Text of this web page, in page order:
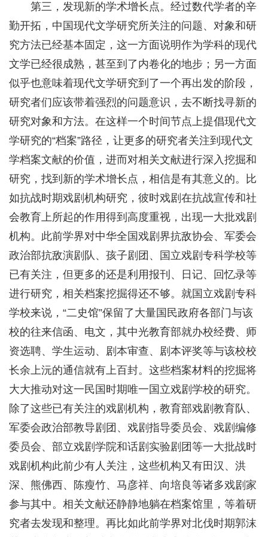
第三，发现新的学术增长点。经过数代学者的辛
勤开拓，中国现代文学研究所关注的问题、对象和研
究方法已经基本固定，这一方面说明作为学科的现代
文学已经很成熟，甚至到了内卷化的地步；另一方面
似乎也意味着现代文学研究到了一个再出发的阶段，
研究者们应该带着强烈的问题意识，去不断找寻新的
研究对象和方法。在这样一个时间节点上提倡现代文
学研究的“档案”路径，让更多的研究者关注到现代文
学档案文献的价值，进而对相关文献进行深入挖掘和
研究，找到新的学术增长点，相信是有其意义的。比
如抗战时期戏剧机构研究，彼时戏剧在抗战宣传和社
会教育上所起的作用得到高度重视，出现一大批戏剧
机构。此前学界对中华全国戏剧界抗敌协会、军委会
政治部抗敌演剧队、孩子剧团、国立戏剧专科学校等
已有关注，但更多的还是利用报刊、日记、回忆录等
进行研究，相关档案挖掘得还不够。就国立戏剧专科
学校来说，“二史馆”保留了大量国民政府各部门与该
校的往来信函、电文，其中光教育部就办校经费、师
资选聘、学生运动、剧本审查、剧本评奖等与该校校
长余上沅的通信就有上百封。这些档案材料的挖掘将
大大推动对这一民国时期唯一国立戏剧学校的研究。
除了这些已有关注的戏剧机构，教育部戏剧教育队、
军委会政治部教导剧团、戏剧指导委员会、戏剧编修
委员会、部立戏剧学院和话剧实验剧团等一大批战时
戏剧机构此前少有人关注，这些机构又有田汉、洪
深、熊佛西、陈瘦竹、马彦祥、向培良等诸多戏剧家
参与其中。相关文献还静静地躺在档案馆里，等着研
究者去发现和整理。再比如此前学界对北伐时期郭沫